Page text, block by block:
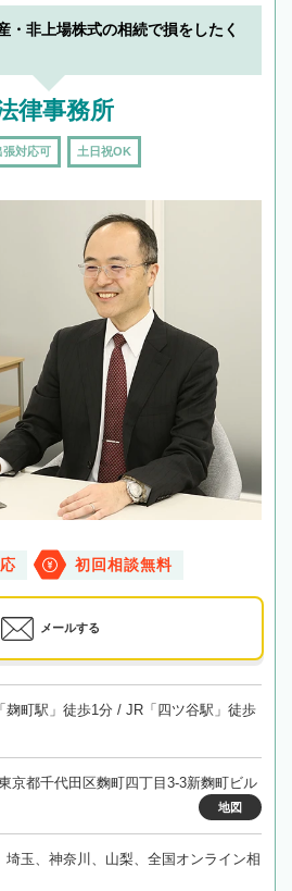
ングも重要です。実際に電話や面談
護士と会話をしてウマが合う方に依
・非上場株式の相続で損をしたく
律事務所
張対応可 土日祝OK
初回相談無料
メールする
麹町駅」徒歩1分 / JR「四ツ谷駅」徒歩
京都千代田区麴町四丁目3-3新麴町ビル
地図
埼玉、神奈川、山梨、全国オンライン相